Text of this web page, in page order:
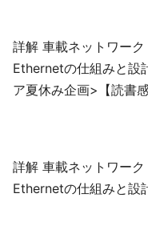
詳解 車載ネットワー
Ethernetの仕組みと設
ア夏休み企画>【読書感
詳解 車載ネットワーク
Ethernetの仕組みと設